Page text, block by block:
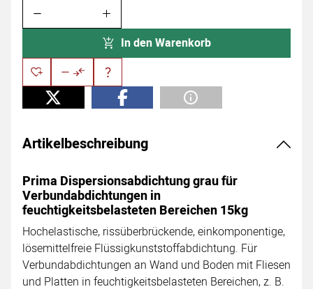
In den Warenkorb
Artikelbeschreibung
Prima Dispersionsabdichtung grau für
Verbundabdichtungen in
feuchtigkeitsbelasteten Bereichen 15kg
Hochelastische, rissüberbrückende, einkomponentige,
lösemittelfreie Flüssigkunststoffabdichtung. Für
Verbundabdichtungen an Wand und Boden mit Fliesen
und Platten in feuchtigkeitsbelasteten Bereichen, z. B.